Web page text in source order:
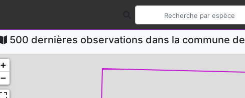
500 dernières observations dans la commune de
+
−